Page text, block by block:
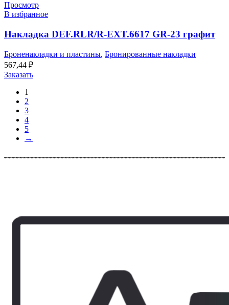
Просмотр
В избранное
Накладка DEF.RLR/R-EXT.6617 GR-23 графит
Броненакладки и пластины, Бронированные накладки
567,44 ₽
Заказать
1
2
3
4
5
→